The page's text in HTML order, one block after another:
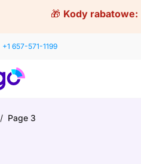
🎁 Kody rabatowe:
+1 657-571-1199
/ Page 3